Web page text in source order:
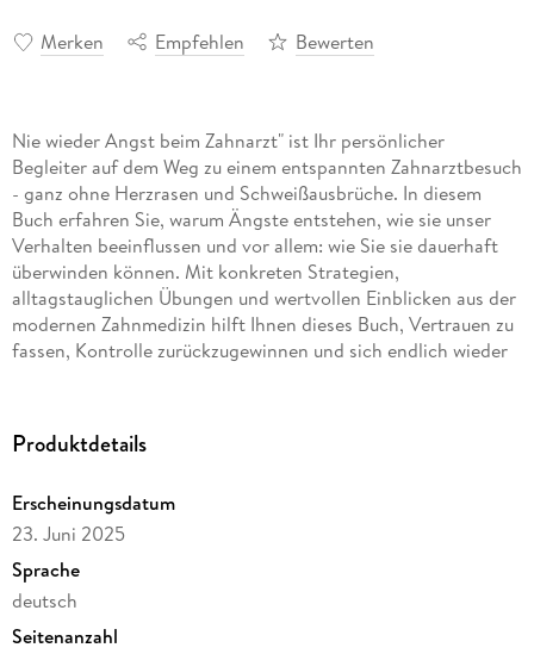
Merken Empfehlen Bewerten
Nie wieder Angst beim Zahnarzt" ist Ihr persönlicher
Begleiter auf dem Weg zu einem entspannten Zahnarztbesuch
- ganz ohne Herzrasen und Schweißausbrüche. In diesem
Buch erfahren Sie, warum Ängste entstehen, wie sie unser
Verhalten beeinflussen und vor allem: wie Sie sie dauerhaft
überwinden können. Mit konkreten Strategien,
alltagstauglichen Übungen und wertvollen Einblicken aus der
modernen Zahnmedizin hilft Ihnen dieses Buch, Vertrauen zu
fassen, Kontrolle zurückzugewinnen und sich endlich wieder
überraschen.
Produktdetails
Erscheinungsdatum
23. Juni 2025
Sprache
deutsch
Seitenanzahl